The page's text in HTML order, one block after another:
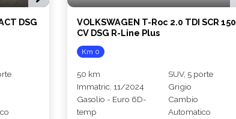
DSG
VOLKSWAGEN T-Roc 2.0 TDI SCR 150
CV DSG R-Line Plus
Km 0
50 km
Immatric. 11/2024
Gasolio - Euro 6D-
temp
SUV, 5 porte
Grigio
Cambio
Automatico